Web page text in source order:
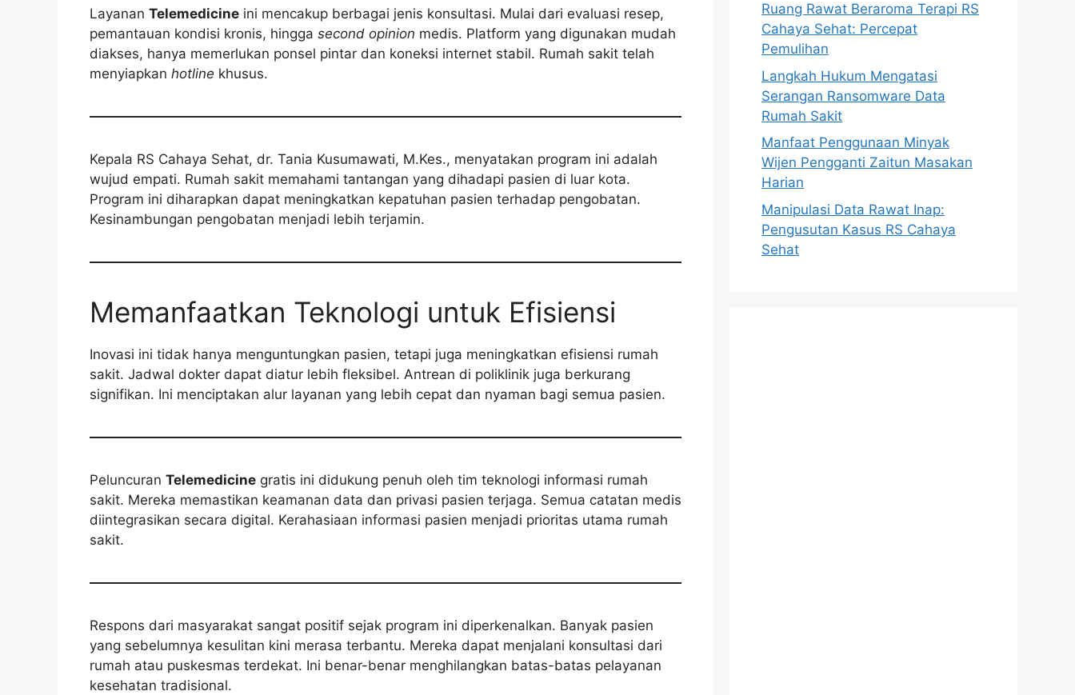
Layanan Telemedicine ini mencakup berbagai jenis konsultasi. Mulai dari evaluasi resep,
pemantauan kondisi kronis, hingga second opinion medis. Platform yang digunakan mudah
diakses, hanya memerlukan ponsel pintar dan koneksi internet stabil. Rumah sakit telah
menyiapkan hotline khusus.
Kepala RS Cahaya Sehat, dr. Tania Kusumawati, M.Kes., menyatakan program ini adalah
wujud empati. Rumah sakit memahami tantangan yang dihadapi pasien di luar kota.
Program ini diharapkan dapat meningkatkan kepatuhan pasien terhadap pengobatan.
Kesinambungan pengobatan menjadi lebih terjamin.
Memanfaatkan Teknologi untuk Efisiensi
Inovasi ini tidak hanya menguntungkan pasien, tetapi juga meningkatkan efisiensi rumah
sakit. Jadwal dokter dapat diatur lebih fleksibel. Antrean di poliklinik juga berkurang
signifikan. Ini menciptakan alur layanan yang lebih cepat dan nyaman bagi semua pasien.
Peluncuran Telemedicine gratis ini didukung penuh oleh tim teknologi informasi rumah
sakit. Mereka memastikan keamanan data dan privasi pasien terjaga. Semua catatan medis
diintegrasikan secara digital. Kerahasiaan informasi pasien menjadi prioritas utama rumah
sakit.
Respons dari masyarakat sangat positif sejak program ini diperkenalkan. Banyak pasien
yang sebelumnya kesulitan kini merasa terbantu. Mereka dapat menjalani konsultasi dari
rumah atau puskesmas terdekat. Ini benar-benar menghilangkan batas-batas pelayanan
kesehatan tradisional.
Ruang Rawat Beraroma Terapi RS
Cahaya Sehat: Percepat
Pemulihan
Langkah Hukum Mengatasi
Serangan Ransomware Data
Rumah Sakit
Manfaat Penggunaan Minyak
Wijen Pengganti Zaitun Masakan
Harian
Manipulasi Data Rawat Inap:
Pengusutan Kasus RS Cahaya
Sehat